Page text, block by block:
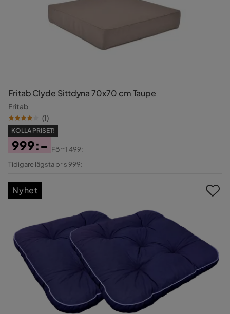
Fritab Clyde Sittdyna 70x70 cm Taupe
Fritab
(1)
KOLLA PRISET!
Pris
999:-
Original
Förr1 499:-
Tidigare lägsta pris 999:-
Nyhet